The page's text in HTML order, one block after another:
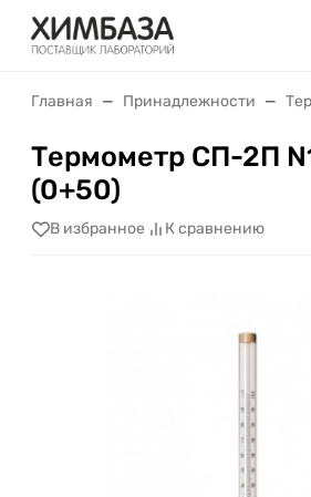
Главная Принадлежности
Термометр СП-2П
(0+50)
В избранное К сравнению